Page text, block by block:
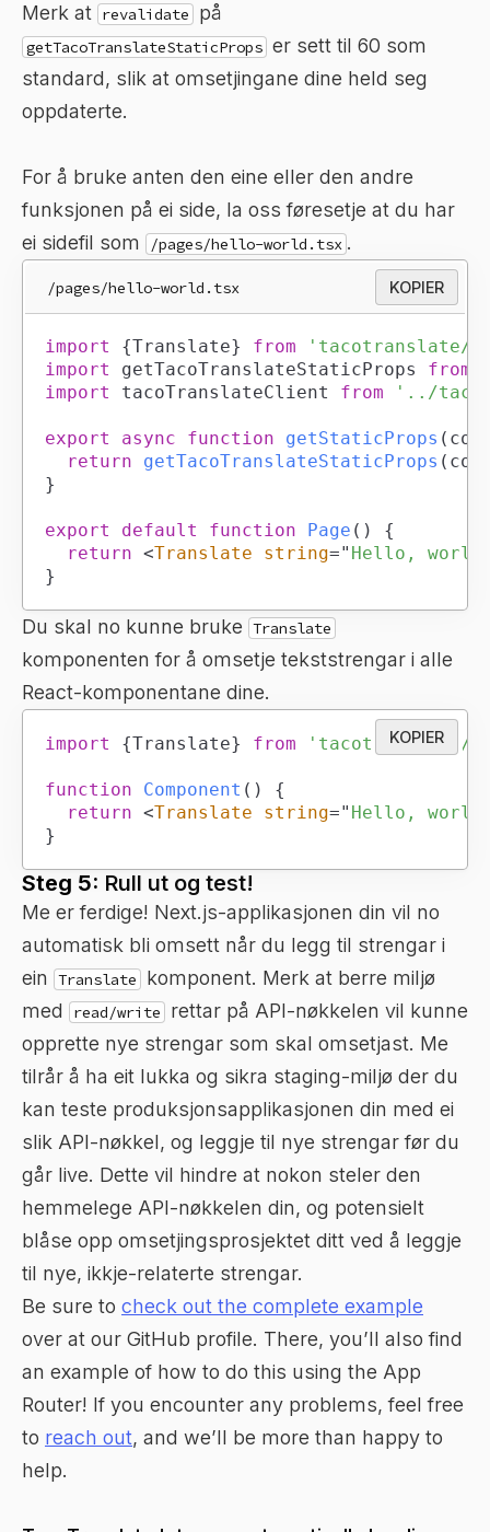
Merk at revalidate på
getTacoTranslateStaticProps er sett til 60 som
standard, slik at omsetjingane dine held seg
oppdaterte.
For å bruke anten den eine eller den andre
funksjonen på ei side, la oss føresetje at du har
ei sidefil som
/pages/hello-world.tsx .
/pages/hello-world.tsx KOPIER
import {Translate} from
'tacotranslate/
import
getTacoTranslateStaticProps from
import
tacoTranslateClient from '../
export async function getStaticProps (
return
getTacoTranslateStaticProps (
}
export default function Page ( )
{
return <Translate string=" Hello,
}
Du skal no kunne bruke Translate
komponenten for å omsetje tekststrengar i alle
React-komponentane dine.
KOPIER
import {Translate} from 'tacotranslate/
function Component ( )
{
return <Translate string=" Hello,
}
Steg 5: Rull ut og test!
Me er ferdige! Next.js-applikasjonen din vil no
automatisk bli omsett når du legg til strengar i
ein
Translate
komponent. Merk at berre miljø
med
read/write
rettar på API-nøkkelen vil kunne
opprette nye strengar som skal omsetjast. Me
tilrår å ha eit lukka og sikra staging-miljø der du
kan teste produksjonsapplikasjonen din med ei
slik API-nøkkel, og leggje til nye strengar før du
går live. Dette vil hindre at nokon steler den
hemmelege API-nøkkelen din, og potensielt
blåse opp omsetjingsprosjektet ditt ved å leggje
til nye, ikkje-relaterte strengar.
Be sure to check out the complete example
over at our GitHub profile. There, you’ll also find
an example of how to do this using the App
Router! If you encounter any problems, feel free
to reach out, and we’ll be more than happy to
help.